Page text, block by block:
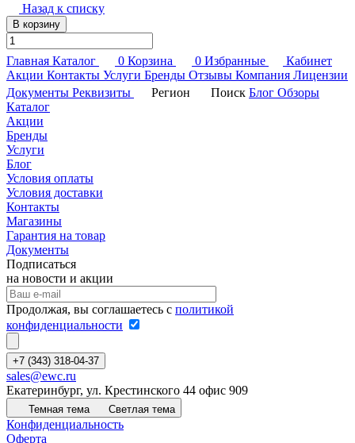
Назад к списку
В корзину
Главная Каталог 0 Корзина 0 Избранные
Кабинет
Акции Контакты Услуги Бренды Отзывы Компания Лицензии
Документы Реквизиты Регион Поиск Блог Обзоры
Каталог
Акции
Бренды
Услуги
Блог
Условия оплаты
Условия доставки
Контакты
Магазины
Гарантия на товар
Документы
Подписаться
на новости и акции
Продолжая, вы соглашаетесь с политикой
конфиденциальности
+7 (343) 318-04-37
sales@ewc.ru
Екатеринбург, ул. Крестинского 44 офис 909
Темная тема Светлая тема
Конфиденциальность
Оферта